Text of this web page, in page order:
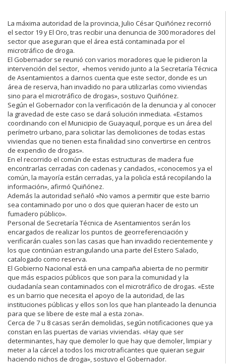
La máxima autoridad de la provincia, Julio César Quiñónez recorrió
el sector 19 y El Oro, tras recibir una denuncia de 300 moradores del
sector que aseguran que el área está contaminada por el
microtráfico de droga.
El Gobernador se reunió con varios moradores que le pidieron la
intervención del sector, «hemos venido junto a la Secretaría Técnica
de Asentamientos a darnos cuenta que este sector, donde es un
área de reserva, han invadido no para utilizarlas como viviendas
sino para el microtráfico de drogas», sostuvo Quiñónez.
Según el Gobernador con la verificación de la denuncia y al conocer
la gravedad de este caso se dará solución inmediata. «Estamos
coordinando con el Municipio de Guayaquil, porque es un área del
perímetro urbano, para solicitar las demoliciones de todas estas
viviendas que no tienen esta finalidad sino convertirse en centros
de expendio de drogas».
En el recorrido el común de estas estructuras de madera fue
encontrarlas cerradas con cadenas y candados, «conocemos ya el
común, la mayoría están cerradas, ya la policía está recopilando la
información», afirmó Quiñónez.
Además la autoridad señaló «No vamos a permitir que este barrio
sea contaminado por uno o dos que quieran hacer de esto un
fumadero público».
Personal de Secretaría Técnica de Asentamientos serán los
encargados de realizar los puntos de georreferenciación y
verificarán cuales son las casas que han invadido recientemente y
los que continúan estrangulando una parte del Estero Salado,
catalogado como reserva.
El Gobierno Nacional está en una campaña abierta de no permitir
que más espacios públicos que son para la comunidad y la
ciudadanía sean contaminados con el microtráfico de drogas. «Este
es un barrio que necesita el apoyo de la autoridad, de las
instituciones públicas y ellos son los que han planteado la denuncia
para que se libere de este mal a esta zona».
Cerca de 7 u 8 casas serán demolidas, según notificaciones que ya
constan en las puertas de varias viviendas. «Hay que ser
determinantes, hay que demoler lo que hay que demoler, limpiar y
meter a la cárcel a todos los microtraficantes que quieran seguir
haciendo nichos de droga», sostuvo el Gobernador.